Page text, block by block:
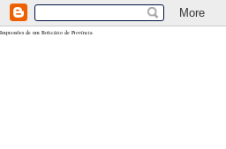
<$BlogRSDUrl$>
Impressões de um Boticário de Província